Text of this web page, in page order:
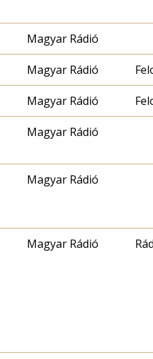
Magyar Rádió
Magyar Rádió
Magyar Rádió
Magyar Rádió
Magyar Rádió
Magyar Rádió